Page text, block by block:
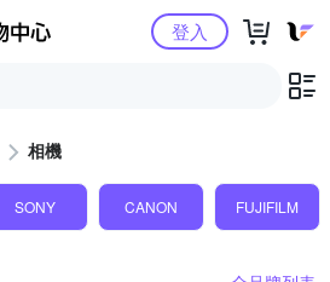
Yahoo購物中心登入
相機
SONY CANON FUJIFILM